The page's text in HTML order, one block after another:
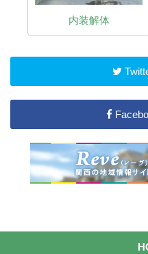
内装解体